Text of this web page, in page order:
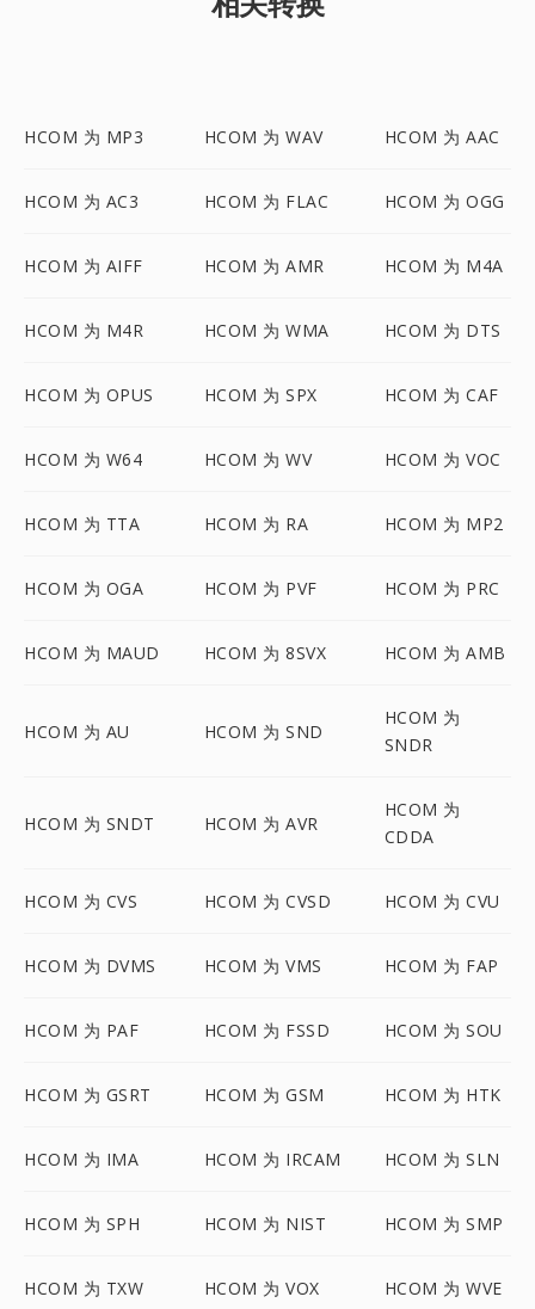
HCOM 为 MP3 HCOM 为 WAV HCOM 为 AAC
HCOM 为 AC3 HCOM 为 FLAC HCOM 为 OGG
HCOM 为 AIFF HCOM 为 AMR HCOM 为 M4A
HCOM 为 M4R HCOM 为 WMA HCOM 为 DTS
HCOM 为 OPUS HCOM 为 SPX HCOM 为 CAF
HCOM 为 W64 HCOM 为 WV HCOM 为 VOC
HCOM 为 TTA HCOM 为 RA HCOM 为 MP2
HCOM 为 OGA HCOM 为 PVF HCOM 为 PRC
HCOM 为 MAUD HCOM 为 8SVX HCOM 为 AMB
HCOM 为 AU HCOM 为 SND
HCOM 为
SNDR
HCOM 为 SNDT HCOM 为 AVR
HCOM 为
CDDA
HCOM 为 CVS HCOM 为 CVSD HCOM 为 CVU
HCOM 为 DVMS HCOM 为 VMS HCOM 为 FAP
HCOM 为 PAF HCOM 为 FSSD HCOM 为 SOU
HCOM 为 GSRT HCOM 为 GSM HCOM 为 HTK
HCOM 为 IMA HCOM 为 IRCAM HCOM 为 SLN
HCOM 为 SPH HCOM 为 NIST HCOM 为 SMP
HCOM 为 TXW HCOM 为 VOX HCOM 为 WVE